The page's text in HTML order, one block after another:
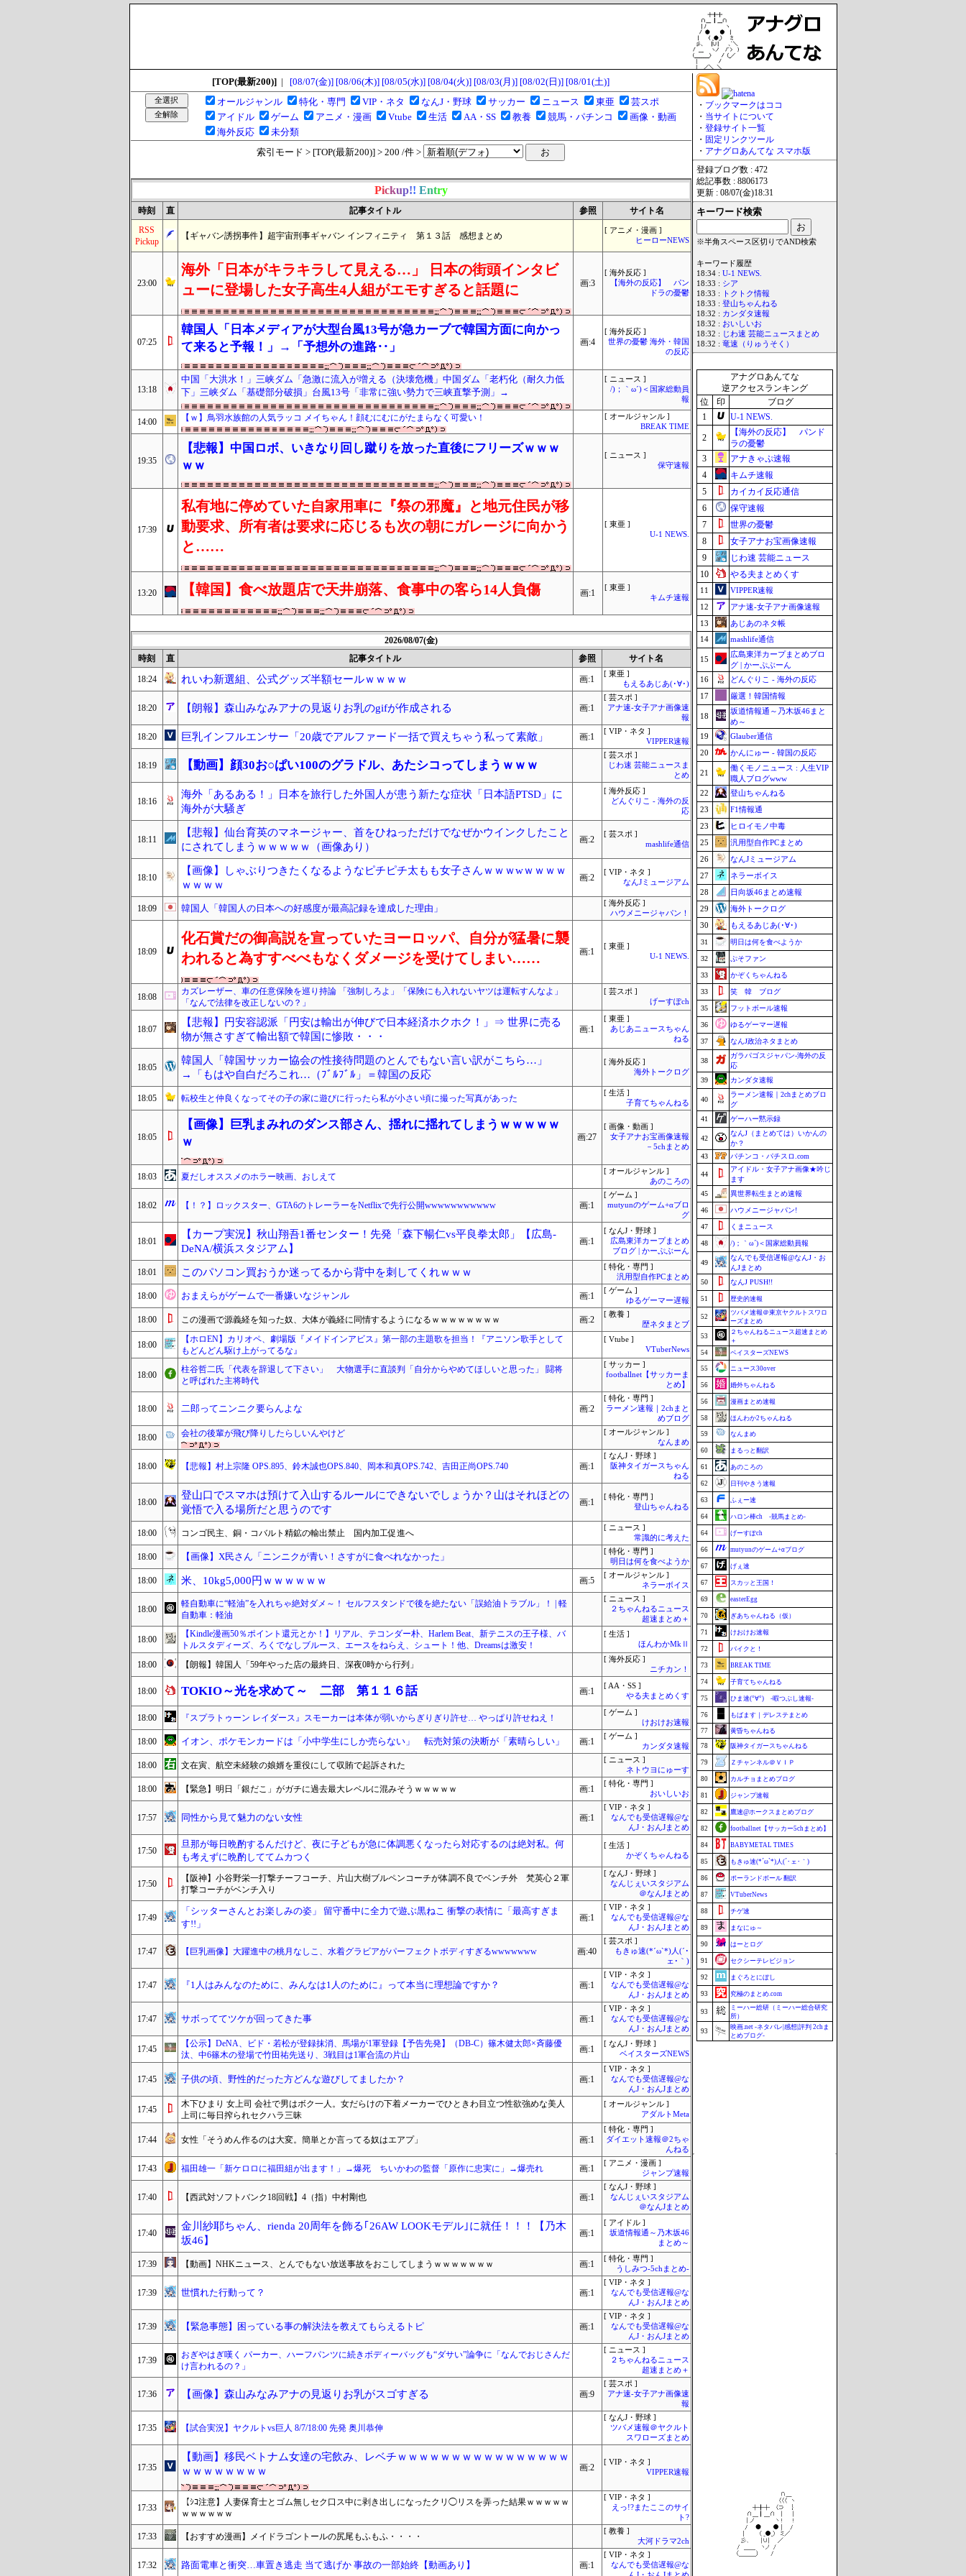
[TOP(最新200)] | [08/07(金)] [08/06(木)] [08/05(水)] [08/04(火)] [08/03(月)] [08/02(日)] [08/01(土)]
オールジャンル
特化・専門 VIP・ネタ なんJ・野球 サッカー ニュース 東亜
芸スポ
アイドル
ゲーム アニメ・漫画 Vtube 生活 AA・SS 教養 競馬・パチンコ
画像・動画
海外反応
未分類
索引モード > [TOP(最新200)] > 200 /件 >
Pickup!! Entry
時刻 直 記事タイトル 参照
サイト名
RSS
Pickup
【ギャバン誘拐事件】超宇宙刑事ギャバン インフィニティ 第１３話 感想まとめ
[ アニメ・漫画 ]
ヒーローNEWS
23:00
海外「日本がキラキラして見える…」 日本の街頭インタビ
ューに登場した女子高生4人組がエモすぎると話題に
画:3
[ 海外反応 ]
【海外の反応】 パン
ドラの憂鬱
07:25
韓国人「日本メディアが大型台風13号が急カーブで韓国方面に向かっ
て来ると予報！」→「予想外の進路‥」
画:4
[ 海外反応 ]
世界の憂鬱 海外・韓国
の反応
13:18
中国「大洪水！」三峡ダム「急激に流入が増える（決壊危機」中国ダム「老朽化（耐久力低
下」三峡ダム「基礎部分破損」台風13号「非常に強い勢力で三峡直撃予測」→
[ ニュース ]
/)；｀ω´)＜国家総動員
報
14:00 【ｗ】鳥羽水族館の人気ラッコ メイちゃん！顔むにむにがたまらなく可愛い！
[ オールジャンル ]
BREAK TIME
19:35
【悲報】中国ロボ、いきなり回し蹴りを放った直後にフリーズｗｗｗ
ｗｗ
[ ニュース ]
保守速報
17:39
私有地に停めていた自家用車に『祭の邪魔』と地元住民が移
動要求、所有者は要求に応じるも次の朝にガレージに向かう
と……
[ 東亜 ]
U-1 NEWS.
13:20 【韓国】食べ放題店で天井崩落、食事中の客ら14人負傷 画:1
[ 東亜 ]
キムチ速報
2026/08/07(金)
時刻
直 記事タイトル 参照 サイト名
18:24 れいわ新選組、公式グッズ半額セールｗｗｗｗ 画:1
[ 東亜 ]
もえるあじあ(･∀･)
18:20 【朗報】森山みなみアナの見返りお乳のgifが作成される 画:1
[ 芸スポ ]
アナ速‐女子アナ画像速
報
18:20 巨乳インフルエンサー「20歳でアルファード一括で買えちゃう私って素敵」 画:1
[ VIP・ネタ ]
VIPPER速報
18:19 【動画】顔30お○ぱい100のグラドル、あたシコってしまうｗｗｗ
[ 芸スポ ]
じわ速 芸能ニュースま
とめ
18:16
海外「あるある！」日本を旅行した外国人が患う新たな症状「日本語PTSD」に
海外が大騒ぎ
[ 海外反応 ]
どんぐりこ - 海外の反
応
18:11
【悲報】仙台育英のマネージャー、首をひねっただけでなぜかウインクしたこと
にされてしまうｗｗｗｗｗ（画像あり）
画:2
[ 芸スポ ]
mashlife通信
18:10
【画像】しゃぶりつきたくなるようなピチピチ太もも女子さんｗｗｗwｗｗｗｗ
ｗｗｗｗ
画:2
[ VIP・ネタ ]
なんJミュージアム
18:09 韓国人「韓国人の日本への好感度が最高記録を達成した理由」
[ 海外反応 ]
ハウメニージャパン！
18:09
化石賞だの御高説を宣っていたヨーロッパ、自分が猛暑に襲
われると為すすべべもなくダメージを受けてしまい……
画:1
[ 東亜 ]
U-1 NEWS.
18:08
カズレーザー、車の任意保険を巡り持論 「強制しろよ」「保険にも入れないヤツは運転すんなよ」
「なんで法律を改正しないの？」
[ 芸スポ ]
げーすぽch
18:07
【悲報】円安容認派「円安は輸出が伸びで日本経済ホクホク！」⇒ 世界に売る
物が無さすぎて輸出額で韓国に惨敗・・・
画:1
[ 東亜 ]
あじあニュースちゃん
ねる
18:05
韓国人「韓国サッカー協会の性接待問題のとんでもない言い訳がこちら…」
→「もはや自白だろこれ…（ﾌﾞﾙﾌﾞﾙ」＝韓国の反応
[ 海外反応 ]
海外トークログ
18:05 転校生と仲良くなってその子の家に遊びに行ったら私が小さい頃に撮った写真があった
[ 生活 ]
子育てちゃんねる
18:05
【画像】巨乳まみれのダンス部さん、揺れに揺れてしまうｗｗｗｗｗ
ｗ
画:27
[ 画像・動画 ]
女子アナお宝画像速報
－5chまとめ
18:03 夏だしオススメのホラー映画、おしえて
[ オールジャンル ]
あのころの
18:02 【！？】ロックスター、GTA6のトレーラーをNetflixで先行公開wwwwwwwwwww 画:1
[ ゲーム ]
mutyunのゲーム+αブロ
グ
18:01
【カープ実況】秋山翔吾1番センター！先発「森下暢仁vs平良拳太郎」【広島-
DeNA/横浜スタジアム】
画:1
[ なんJ・野球 ]
広島東洋カープまとめ
ブログ | かーぷぶーん
18:01 このパソコン買おうか迷ってるから背中を刺してくれｗｗｗ
[ 特化・専門 ]
汎用型自作PCまとめ
18:00 おまえらがゲームで一番嫌いなジャンル 画:1
[ ゲーム ]
ゆるゲーマー遅報
18:00 この漫画で源義経を知った奴、大体が義経に同情するようになるｗｗｗｗｗｗｗｗ 画:2
[ 教養 ]
歴ネタまとブ
18:00
【ホロEN】カリオペ、劇場版『メイドインアビス』第一部の主題歌を担当！『アニソン歌手として
もどんどん駆け上がってるな』
[ Vtube ]
VTuberNews
18:00
柱谷哲二氏「代表を辞退して下さい」 大物選手に直談判「自分からやめてほしいと思った」 闘将
と呼ばれた主将時代
[ サッカー ]
footballnet【サッカーま
とめ】
18:00 二郎ってニンニク要らんよな 画:2
[ 特化・専門 ]
ラーメン速報｜2chまと
めブログ
18:00 会社の後輩が飛び降りしたらしいんやけど
[ オールジャンル ]
なんまめ
18:00 【悲報】村上宗隆 OPS.895、鈴木誠也OPS.840、岡本和真OPS.742、吉田正尚OPS.740 画:1
[ なんJ・野球 ]
阪神タイガースちゃん
ねる
18:00
登山口でスマホは預けて入山するルールにできないでしょうか？山はそれほどの
覚悟で入る場所だと思うのです
画:1
[ 特化・専門 ]
登山ちゃんねる
18:00 コンゴ民主、銅・コバルト精鉱の輸出禁止 国内加工促進へ
[ ニュース ]
常識的に考えた
18:00 【画像】X民さん「ニンニクが青い！さすがに食べれなかった」
[ 特化・専門 ]
明日は何を食べようか
18:00 米、10kg5,000円ｗｗｗｗｗｗ 画:5
[ オールジャンル ]
ネラーボイス
18:00
軽自動車に“軽油”を入れちゃ絶対ダメ～！ セルフスタンドで後を絶たない「誤給油トラブル」！ | 軽
自動車：軽油
[ ニュース ]
２ちゃんねるニュース
超速まとめ＋
18:00
【Kindle漫画50％ポイント還元とか！】リアル、テコンダー朴、Harlem Beat、新テニスの王子様、バ
トルスタディーズ、ろくでなしブルース、エースをねらえ、シュート！他、Dreamsは激安！
[ 生活 ]
ほんわかMkⅡ
18:00 【朗報】韓国人「59年やった店の最終日、深夜0時から行列」
[ 海外反応 ]
ニチカン！
18:00 TOKIO～光を求めて～ 二部 第１１６話 画:1
[ AA・SS ]
やる夫まとめくす
18:00 『スプラトゥーン レイダース』スモーカーは本体が弱いからぎりぎり許せ… やっぱり許せねえ！
[ ゲーム ]
けおけお速報
18:00 イオン、ポケモンカードは「小中学生にしか売らない」 転売対策の決断が「素晴らしい」 画:1
[ ゲーム ]
カンダタ速報
18:00 文在寅、航空未経験の娘婿を重役にして収賄で起訴された
[ ニュース ]
ネトウヨにゅーす
18:00 【緊急】明日「銀だこ」がガチに過去最大レベルに混みそうｗｗｗｗｗ 画:1
[ 特化・専門 ]
おいしいお
17:57 同性から見て魅力のない女性 画:1
[ VIP・ネタ ]
なんでも受信遅報@な
んJ・おんJまとめ
17:50
旦那が毎日晩酌するんだけど、夜に子どもが急に体調悪くなったら対応するのは絶対私。何
も考えずに晩酌しててムカつく
[ 生活 ]
かぞくちゃんねる
17:50
【阪神】小谷野栄一打撃チーフコーチ、片山大樹ブルペンコーチが体調不良でベンチ外 梵英心２軍
打撃コーチがベンチ入り
[ なんJ・野球 ]
なんじぇいスタジアム
＠なんJまとめ
17:49
「シッターさんとお楽しみの姿」 留守番中に全力で遊ぶ黒ねこ 衝撃の表情に「最高すぎま
す!!」
画:1
[ VIP・ネタ ]
なんでも受信遅報@な
んJ・おんJまとめ
17:47 【巨乳画像】大躍進中の桃月なしこ、水着グラビアがパーフェクトボディすぎるwwwwwww 画:40
[ 芸スポ ]
もきゅ速(*´ω`*)人(´･
ェ･｀)
17:47 『1人はみんなのために、みんなは1人のために』って本当に理想論ですか？ 画:1
[ VIP・ネタ ]
なんでも受信遅報@な
んJ・おんJまとめ
17:47 サボっててツケが回ってきた事 画:1
[ VIP・ネタ ]
なんでも受信遅報@な
んJ・おんJまとめ
17:45
【公示】DeNA、ビド・若松が登録抹消、馬場が1軍登録【予告先発】（DB-C）篠木健太郎×斉藤優
汰、中6篠木の登場で竹田祐先送り、3戦目は1軍合流の片山
画:1
[ なんJ・野球 ]
ベイスターズNEWS
17:45 子供の頃、野性的だった方どんな遊びしてましたか？ 画:1
[ VIP・ネタ ]
なんでも受信遅報@な
んJ・おんJまとめ
17:45
木下ひまり 女上司 会社で男はボク一人。女だらけの下着メーカーでひときわ目立つ性欲強めな美人
上司に毎日搾られセクハラ三昧
[ オールジャンル ]
アダルトMeta
17:44 女性「そうめん作るのは大変。簡単とか言ってる奴はエアプ」 画:1
[ 特化・専門 ]
ダイエット速報＠2ちゃ
んねる
17:43 福田雄一「新ケロロに福田組が出ます！」→爆死 ちいかわの監督「原作に忠実に」→爆売れ 画:1
[ アニメ・漫画 ]
ジャンプ速報
17:40 【西武対ソフトバンク18回戦】4（指）中村剛也 画:1
[ なんJ・野球 ]
なんじぇいスタジアム
＠なんJまとめ
17:40
金川紗耶ちゃん、rienda 20周年を飾る｢26AW LOOKモデル｣に就任！！！【乃木
坂46】
画:1
[ アイドル ]
坂道情報通～乃木坂46
まとめ～
17:39 【動画】NHKニュース、とんでもない放送事故をおこしてしまうｗｗｗｗｗｗｗ 画:1
[ 特化・専門 ]
うしみつ-5chまとめ-
17:39 世慣れた行動って？ 画:1
[ VIP・ネタ ]
なんでも受信遅報@な
んJ・おんJまとめ
17:39 【緊急事態】困っている事の解決法を教えてもらえるトピ 画:1
[ VIP・ネタ ]
なんでも受信遅報@な
んJ・おんJまとめ
17:39
おぎやはぎ嘆く パーカー、ハーフパンツに続きボディーバッグも“ダサい”論争に「なんでおじさんだ
け言われるの？」
[ ニュース ]
２ちゃんねるニュース
超速まとめ＋
17:36 【画像】森山みなみアナの見返りお乳がスゴすぎる 画:9
[ 芸スポ ]
アナ速‐女子アナ画像速
報
17:35 【試合実況】ヤクルトvs巨人 8/7/18:00 先発 奥川恭伸
[ なんJ・野球 ]
ツバメ速報＠ヤクルト
スワローズまとめ
17:35
【動画】移民ベトナム女達の宅飲み、レベチｗｗｗｗｗｗｗｗｗｗｗｗｗｗｗｗ
ｗｗｗｗｗｗｗｗ
画:2
[ VIP・ネタ ]
VIPPER速報
17:33
【ｼｺ注意】人妻保育士とゴム無しセク口ス中に剥き出しになったクリ◯リスを弄った結果ｗｗｗｗｗ
ｗｗｗｗｗｗ
[ VIP・ネタ ]
えっ!?またここのサイ
ト?
17:33 【おすすめ漫画】メイドラゴントールの尻尾もふもふ・・・・
[ 教養 ]
大河ドラマ2ch
17:32 路面電車と衝突…車置き逃走 当て逃げか 事故の一部始終【動画あり】 画:1
[ VIP・ネタ ]
なんでも受信遅報@な
・ ブックマークはココ
・ 当サイトについて
・ 登録サイト一覧
・ 固定リンクツール
・ アナグロあんてな スマホ版
登録ブログ数 : 472
総記事数 : 8806173
更新 : 08/07(金)18:31
キーワード検索
※半角スペース区切りでAND検索
キーワード履歴
18:34 : U-1 NEWS.
18:33 : シア
18:33 :
トクトク情報
18:33 : 登山ちゃんねる
18:32 : カンダタ速報
18:32 : おいしいお
18:32 : じわ速 芸能ニュースまとめ
18:32 : 竜速（りゅうそく）
アナグロあんてな
逆アクセスランキング
位
印
ブログ
1
U-1 NEWS.
2
【海外の反応】 パンド
ラの憂鬱
3
アナきゃぷ速報
4
キムチ速報
5
カイカイ反応通信
6
保守速報
7
世界の憂鬱
8
女子アナお宝画像速報
9
じわ速 芸能ニュース
10
やる夫まとめくす
11
VIPPER速報
12
アナ速‐女子アナ画像速報
13
あじあのネタ帳
14
mashlife通信
15
広島東洋カープまとめブロ
グ | かーぷぶーん
16
どんぐりこ - 海外の反応
17
厳選！韓国情報
18
坂道情報通～乃木坂46まと
め～
19
Glauber通信
20
かんにゅー - 韓国の反応
21
働くモノニュース : 人生VIP
職人ブログwww
22
登山ちゃんねる
23
F1情報通
23
ヒロイモノ中毒
25
汎用型自作PCまとめ
26
なんJミュージアム
27
ネラーボイス
28
日向坂46まとめ速報
29
海外トークログ
30
もえるあじあ(･∀･)
31 明日は何を食べようか
32 ぷそファン
33 かぞくちゃんねる
33 笑 韓 ブログ
35 フットボール速報
36 ゆるゲーマー遅報
37 なんJ政治ネタまとめ
38
ガラパゴスジャパン-海外の反
応
39
カンダタ速報
40
ラーメン速報｜2chまとめブロ
グ
41
ゲーハー黙示録
42
なんJ（まとめては）いかんの
か？
43
パチンコ・パチスロ.com
44
アイドル・女子アナ画像★吟じ
ます
45
異世界転生まとめ速報
46 ハウメニージャパン!
47 くまニュース
48 /)；｀ω´)＜国家総動員報
49
なんでも受信遅報@なんJ・お
んJまとめ
50
なんJ PUSH!!
51 歴史的速報
52
ツバメ速報＠東京ヤクルトスワロ
ーズまとめ
53
２ちゃんねるニュース超速まとめ
＋
54
ベイスターズNEWS
55 ニュース30over
56 婚外ちゃんねる
56 漫画まとめ速報
58 ほんわか2ちゃんねる
59 なんまめ
60 まるっと翻訳
61 あのころの
62 日刊やきう速報
63 ふぇー速
64 ハロン棒ch -競馬まとめ-
64 げーすぽch
66 mutyunのゲーム+αブログ
67 げぇ速
67 スカッと王国！
69 easterEgg
70 ぎあちゃんねる（仮）
71 けおけお速報
72 バイクと！
73 BREAK TIME
74 子育てちゃんねる
75 ひま速(°∀°) -暇つぶし速報-
76 もばます｜デレステまとめ
77 黄昏ちゃんねる
78 阪神タイガースちゃんねる
79 Ｚチャンネル＠ＶＩＰ
80 カルチョまとめブログ
81 ジャンプ速報
82 鷹速@ホークスまとめブログ
82 footballnet【サッカー5chまとめ】
84 BABYMETAL TIMES
85 もきゅ速(*´ω`*)人(´･ェ･｀)
86 ポーランドボール 翻訳
87 VTuberNews
88 チゲ速
89 まなにゅ～
90 はーとログ
91 セクシーテレビジョン
92 まぐろとにぼし
93 究極のまとめ.com
93
ミーハー総研（ミーハー総合研究
所）
93
映画.net -ネタバレ|感想|評判 2chま
とめブログ-